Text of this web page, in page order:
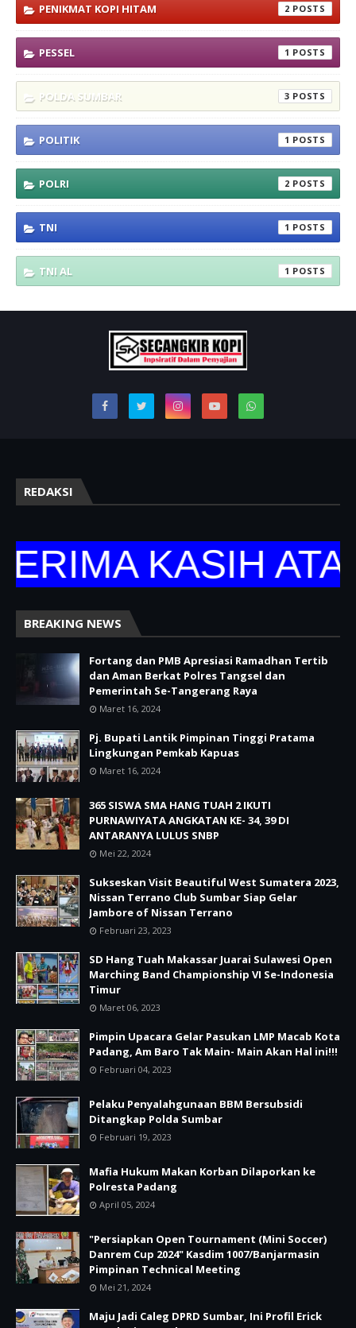
PENIKMAT KOPI HITAM 2
PESSEL 1
POLDA SUMBAR 3
POLITIK 1
POLRI 2
TNI 1
TNI AL 1
REDAKSI
KASIH ATAS
BREAKING NEWS
Fortang dan PMB Apresiasi Ramadhan Tertib
dan Aman Berkat Polres Tangsel dan
Pemerintah Se-Tangerang Raya
Maret 16, 2024
Pj. Bupati Lantik Pimpinan Tinggi Pratama
Lingkungan Pemkab Kapuas
Maret 16, 2024
365 SISWA SMA HANG TUAH 2 IKUTI
PURNAWIYATA ANGKATAN KE- 34, 39 DI
ANTARANYA LULUS SNBP
Mei 22, 2024
Sukseskan Visit Beautiful West Sumatera 2023,
Nissan Terrano Club Sumbar Siap Gelar
Jambore of Nissan Terrano
Februari 23, 2023
SD Hang Tuah Makassar Juarai Sulawesi Open
Marching Band Championship VI Se-Indonesia
Timur
Maret 06, 2023
Pimpin Upacara Gelar Pasukan LMP Macab Kota
Padang, Am Baro Tak Main- Main Akan Hal ini!!!
Februari 04, 2023
Pelaku Penyalahgunaan BBM Bersubsidi
Ditangkap Polda Sumbar
Februari 19, 2023
Mafia Hukum Makan Korban Dilaporkan ke
Polresta Padang
April 05, 2024
"Persiapkan Open Tournament (Mini Soccer)
Danrem Cup 2024" Kasdim 1007/Banjarmasin
Pimpinan Technical Meeting
Mei 21, 2024
Maju Jadi Caleg DPRD Sumbar, Ini Profil Erick